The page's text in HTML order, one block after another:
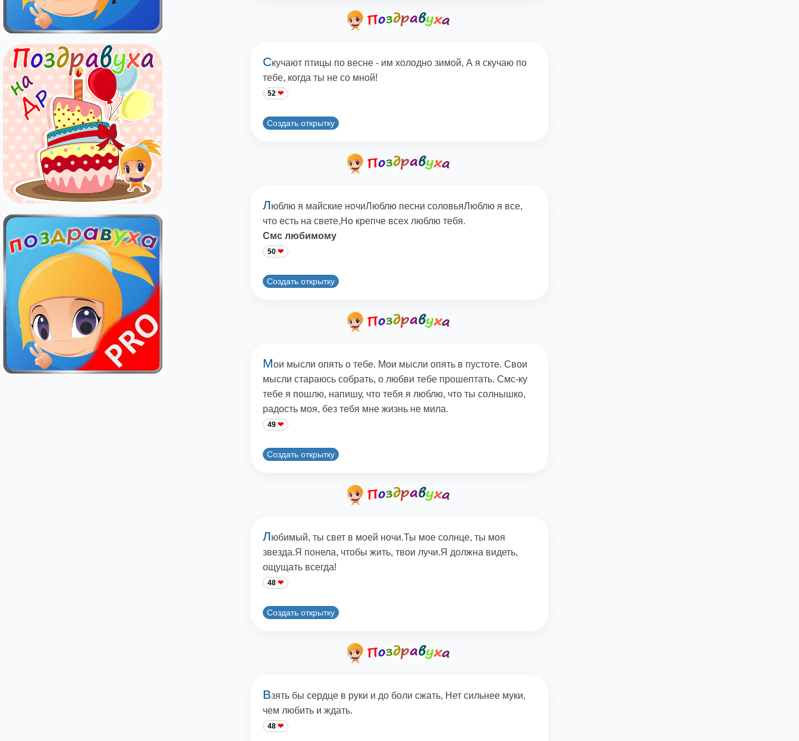
Скучают птицы по весне - им холодно зимой, А я скучаю по
тебе, когда ты не со мной!
52
Создать открытку
Люблю я майские ночиЛюблю песни соловьяЛюблю я все,
что есть на свете,Но крепче всех люблю тебя.
Смс любимому
50
Создать открытку
Мои мысли опять о тебе. Мои мысли опять в пустоте. Свои
мысли стараюсь собрать, о любви тебе прошептать. Cмс-ку
тебе я пошлю, напишу, что тебя я люблю, что ты солнышко,
радость моя, без тебя мне жизнь не мила.
49
Создать открытку
Любимый, ты свет в моей ночи.Ты мое солнце, ты моя
звезда.Я понела, чтобы жить, твои лучи.Я должна видеть,
ощущать всегда!
48
Создать открытку
Взять бы сердце в руки и до боли сжать, Нет сильнее муки,
чем любить и ждать.
48